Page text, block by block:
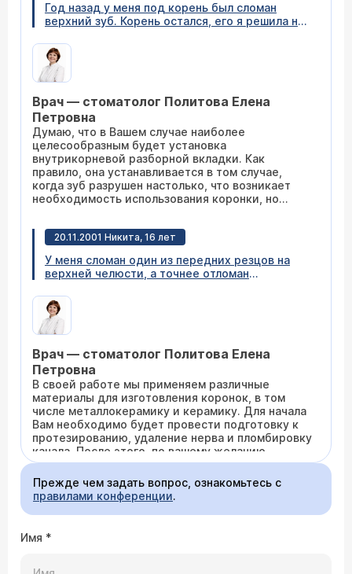
Год назад у меня под корень был сломан
верхний зуб. Корень остался, его я решила не
этот протез обломился. Целесообразно ли
мне снова ставить такую конструкцию или же
следует протезировать зуб по-другому?
Врач — стоматолог Политова Елена
Петровна
Думаю, что в Вашем случае наиболее
целесообразным будет установка
внутрикорневой разборной вкладки. Как
правило, она устанавливается в том случае,
когда зуб разрушен настолько, что возникает
необходимость использования коронки, но
вкладку, которая ножками уходит глубоко в
обрабатывается под коронку.
20.11.2001 Никита, 16 лет
У меня сломан один из передних резцов на
верхней челюсти, а точнее отломан
хотел бы узнать, сколько будет стоить
поставить фарфоровую коронку (или не знаю
какие сейчас используются, чтобы коронка
существует ли у Вас услуга отбеливания
зубов и сколько она стоит?
Врач — стоматолог Политова Елена
Петровна
В своей работе мы применяем различные
материалы для изготовления коронок, в том
числе металлокерамику и керамику. Для начала
Вам необходимо будет провести подготовку к
протезированию, удаление нерва и пломбировку
канала. После этого, по вашему желанию,
изготавливается и устанавливается
металлокерамическая или керамическая
коронка (стоимость коронок от 3000 руб.).
Кроме того, мы используем новый способ
протезирования зубов - виниры. Винир
представляет из себя специальный колпачок,
который одевается на переднюю поверхность
воздействий. Все коронки подбираются нами
Прежде чем задать вопрос, ознакомьтесь с
правилами конференции.
Имя *